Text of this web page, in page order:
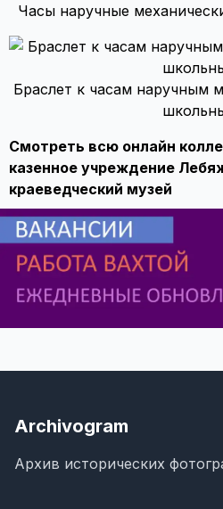
Часы наручные
Браслет к часам наручным
Смотреть всю онлайн
казенное учреждение
краеведческий музей
Archivogram
Архив исторических